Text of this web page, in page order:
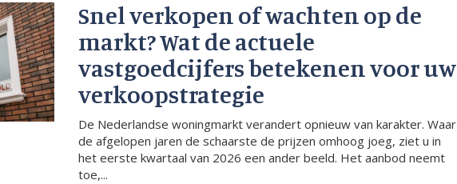
Snel verkopen of wachten op de
markt? Wat de actuele
vastgoedcijfers betekenen voor uw
verkoopstrategie
De Nederlandse woningmarkt verandert opnieuw van karakter. Waar
de afgelopen jaren de schaarste de prijzen omhoog joeg, ziet u in
het eerste kwartaal van 2026 een ander beeld. Het aanbod neemt
toe,...